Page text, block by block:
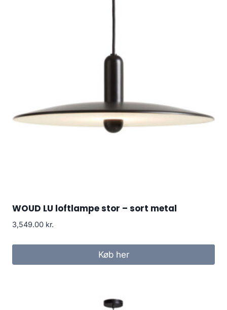
WOUD LU loftlampe stor – sort metal
3,549.00 kr.
Køb her